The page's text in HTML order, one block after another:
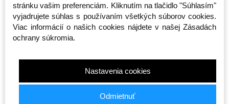
Športová taška -
Octagon - Predátor 2v1
(Batoh)
Skladom
Taška cez rameno -
Octagon - Sportswear
- čierna
Taška
Smash -
stránku vašim preferenciám. Kliknutím na tlačidlo "Súhlasím"
vyjadrujete súhlas s používaním všetkých súborov cookies.
Viac informácií o našich cookies nájdete v našej Zásadách
ochrany súkromia.
Nastavenia cookies
Odmietnuť